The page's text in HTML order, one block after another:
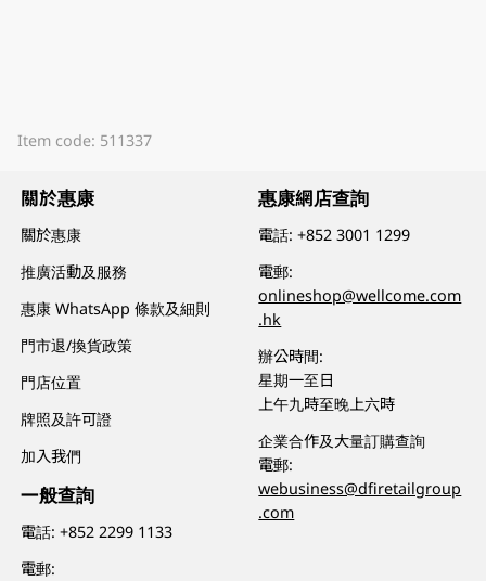
Item code: 511337
關於惠康
關於惠康
推廣活動及服務
惠康 WhatsApp 條款及細則
門市退/換貨政策
門店位置
牌照及許可證
加入我們
一般查詢
電話:+852 2299 1133
電郵:
惠康網店查詢
電話:+852 3001 1299
電郵:
onlineshop@wellcome.com
.hk
辦公時間:
星期一至日
上午九時至晚上六時
企業合作及大量訂購查詢
電郵:
webusiness@dfiretailgroup
.com